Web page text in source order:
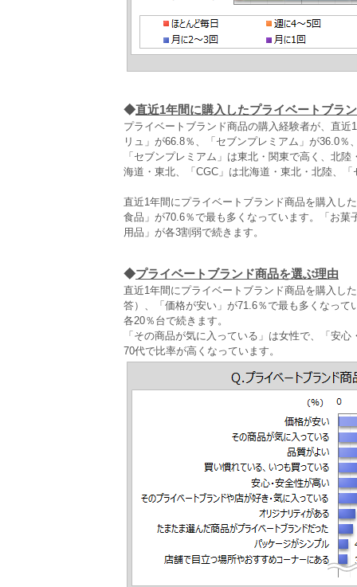
◆直近1年間に購入したプライベートブラ
プライベートブランド商品の購入経験者が、直
リュ」が66.8％、「セブンプレミアム」が36.0％
「セブンプレミアム」は東北・関東で高く、北
海道・東北、「CGC」は北海道・東北・北陸、
直近1年間にプライベートブランド商品を購入し
食品」が70.6％で最も多くなっています。「お
用品」が各3割弱で続きます。
◆プライベートブランド商品を選ぶ理由
直近1年間にプライベートブランド商品を購入し
答）、「価格が安い」が71.6％で最も多くなっ
各20％台で続きます。
「その商品が気に入っている」は女性で、「安
70代で比率が高くなっています。